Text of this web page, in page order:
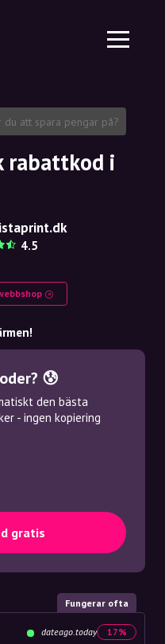
rabattkod i
4.5
😰
den bästa
- ingen kopiering
gratis
Fungerar ofta
dateago.today 17%